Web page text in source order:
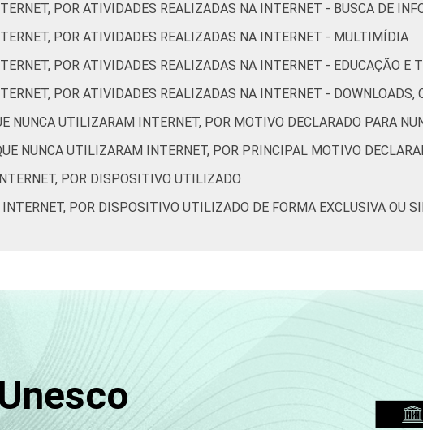
11
28 55 61
28 62 67
28 62 65
20
38 62 33
POR ATIVIDADES REALIZADAS NA INTERNET - BUSCA DE
POR ATIVIDADES REALIZADAS NA INTERNET - MULTIMÍDIA
POR ATIVIDADES REALIZADAS NA INTERNET - EDUCAÇÃO E
POR ATIVIDADES REALIZADAS NA INTERNET -
NUNCA UTILIZARAM INTERNET, POR MOTIVO DECLARADO PARA
NUNCA UTILIZARAM INTERNET, POR PRINCIPAL MOTIVO
POR DISPOSITIVO UTILIZADO
POR DISPOSITIVO UTILIZADO DE FORMA EXCLUSIVA OU